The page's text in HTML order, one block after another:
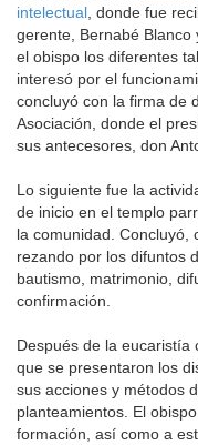
intelectual , donde fue
gerente, Bernabé Blanco
el obispo los diferentes
interesó por el
concluyó con la firma de
Asociación, donde el
sus antecesores, don
Lo siguiente fue la
de inicio en el templo
la comunidad. Concluyó,
rezando por los difuntos
bautismo, matrimonio,
confirmación.
Después de la eucaristía
que se presentaron los
sus acciones y métodos
planteamientos. El
formación, así como a